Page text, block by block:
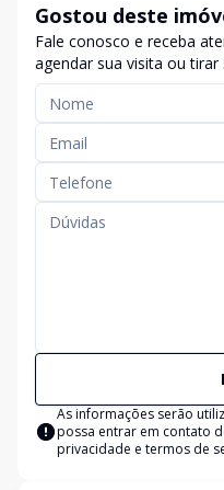
Gostou deste
Fale conosco e receba
agendar sua visita ou tirar
As informações serão
possa entrar em contato
privacidade e termos de